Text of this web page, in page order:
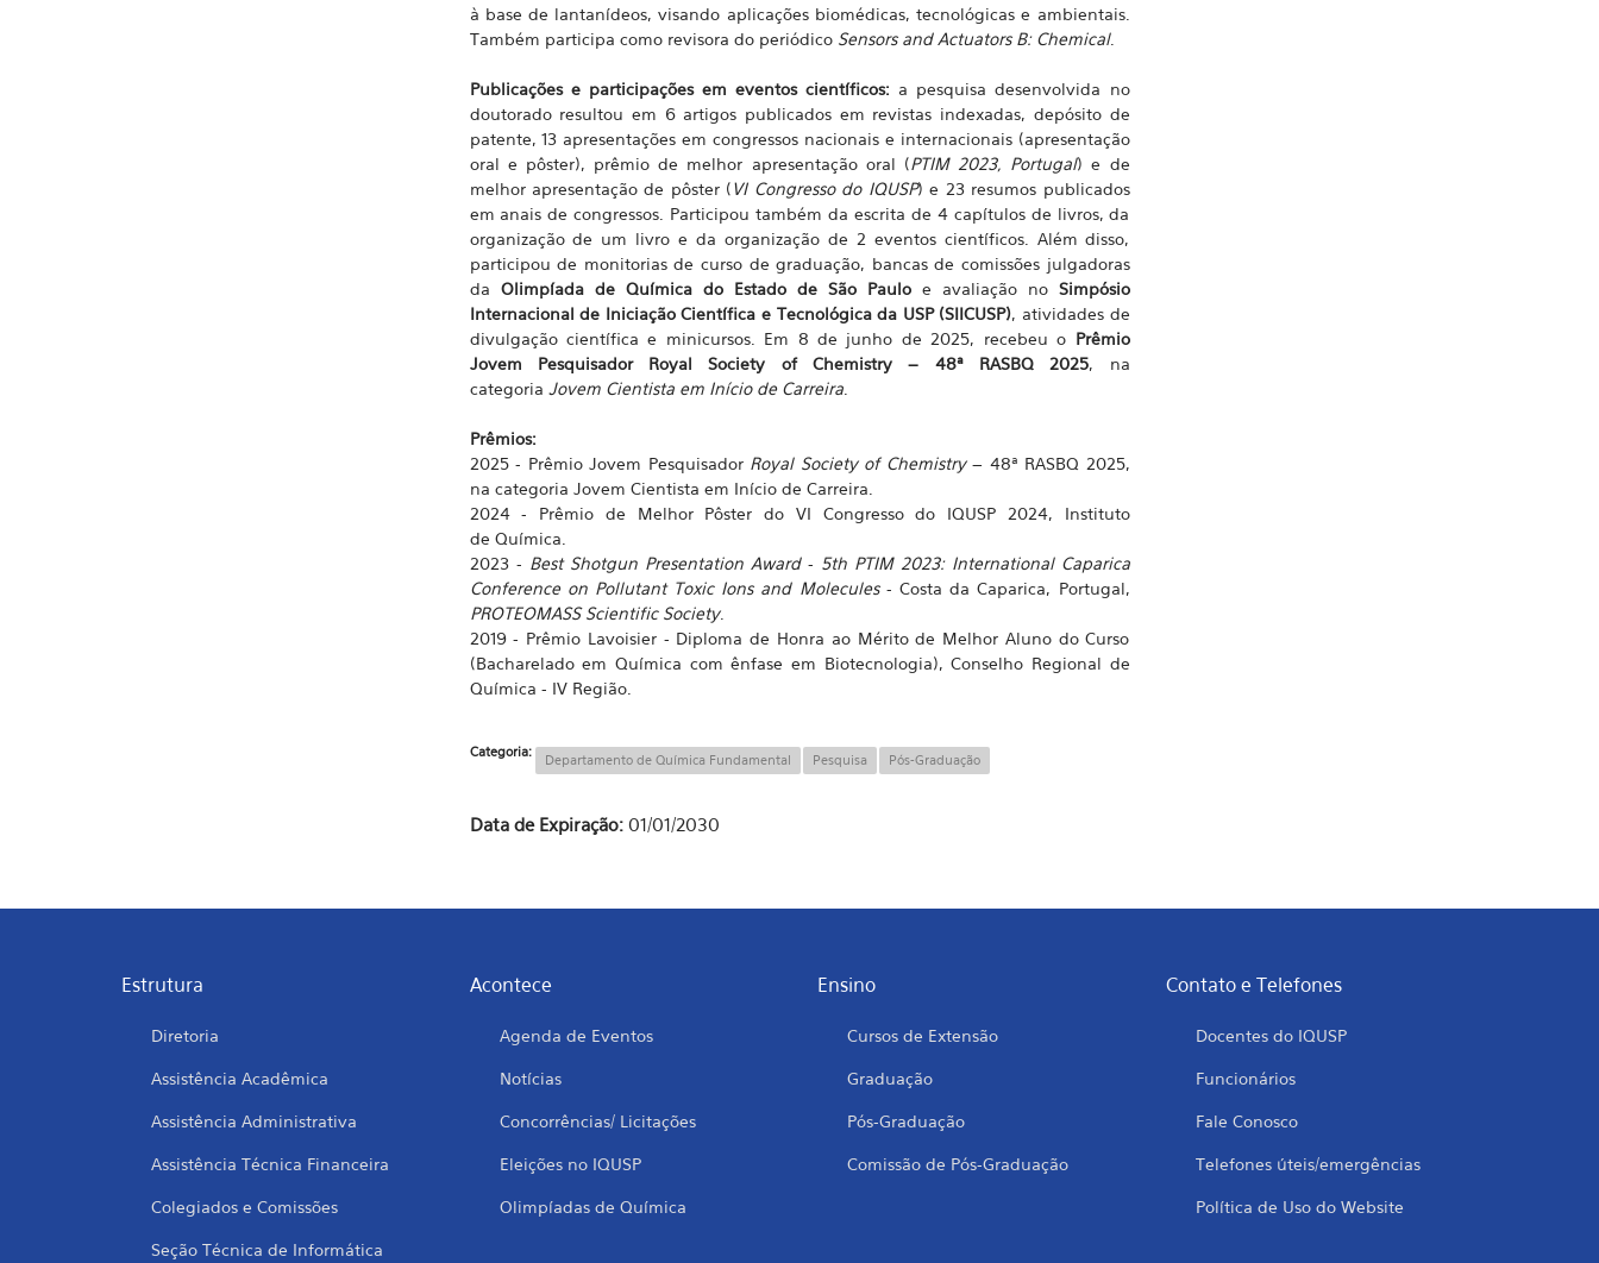
à base de lantanídeos, visando aplicações biomédicas, tecnológicas e ambientais.
Também participa como revisora do periódico Sensors and Actuators B: Chemical.
Publicações e participações em eventos científicos: a pesquisa desenvolvida no
doutorado resultou em 6 artigos publicados em revistas indexadas, depósito de
patente, 13 apresentações em congressos nacionais e internacionais (apresentação
oral e pôster), prêmio de melhor apresentação oral (PTIM 2023, Portugal) e de
melhor apresentação de pôster (VI Congresso do IQUSP) e 23 resumos publicados
em anais de congressos. Participou também da escrita de 4 capítulos de livros, da
organização de um livro e da organização de 2 eventos científicos. Além disso,
participou de monitorias de curso de graduação, bancas de comissões julgadoras
da Olimpíada de Química do Estado de São Pauloe avaliação no Simpósio
Internacional de Iniciação Científica e Tecnológica da USP (SIICUSP), atividades de
divulgação científica e minicursos. Em 8 de junho de 2025, recebeu o Prêmio
Jovem Pesquisador Royal Society of Chemistry – 48ª RASBQ 2025, na
categoria Jovem Cientista em Início de Carreira.
Prêmios:
2025 - Prêmio Jovem PesquisadorRoyal Society of Chemistry– 48ª RASBQ 2025,
na categoria Jovem Cientista em Início de Carreira.
2024 - Prêmio de Melhor Pôster do VI Congresso do IQUSP 2024, Instituto
de Química.
2023 - Best Shotgun Presentation Award - 5th PTIM 2023: International Caparica
Conference on Pollutant Toxic Ions and Molecules- Costa da Caparica, Portugal,
PROTEOMASS Scientific Society.
2019 - Prêmio Lavoisier - Diploma de Honra ao Mérito de Melhor Aluno do Curso
(Bacharelado em Química com ênfase em Biotecnologia), Conselho Regional de
Química - IV Região.
Categoria: Departamento de Química Fundamental Pesquisa Pós-Graduação
Data de Expiração: 01/01/2030
Estrutura
Diretoria
Assistência Acadêmica
Assistência Administrativa
Assistência Técnica Financeira
Colegiados e Comissões
Seção Técnica de Informática
Acontece
Agenda de Eventos
Notícias
Concorrências/ Licitações
Eleições no IQUSP
Olimpíadas de Química
Ensino
Cursos de Extensão
Graduação
Pós-Graduação
Comissão de Pós-Graduação
Contato e Telefones
Docentes do IQUSP
Funcionários
Fale Conosco
Telefones úteis/emergências
Política de Uso do Website